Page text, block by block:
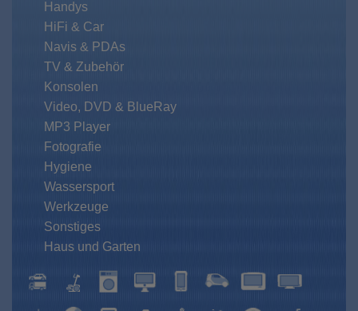
Handys
HiFi & Car
Navis & PDAs
TV & Zubehör
Konsolen
Video, DVD & BlueRay
MP3 Player
Fotografie
Hygiene
Wassersport
Werkzeuge
Sonstiges
Haus und Garten